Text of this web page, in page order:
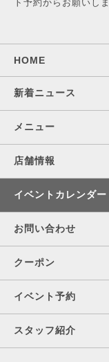
ト予約からお願いしま
HOME
新着ニュース
メニュー
店舗情報
イベントカレンダー
お問い合わせ
クーポン
イベント予約
スタッフ紹介